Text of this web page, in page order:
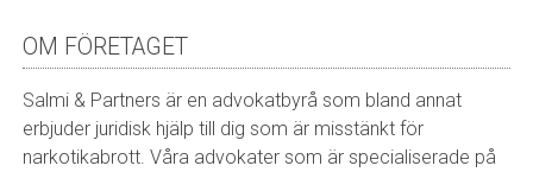
OM FÖRETAGET
Salmi & Partners är en advokatbyrå som bland annat
erbjuder juridisk hjälp till dig som är misstänkt för
narkotikabrott. Våra advokater som är specialiserade på